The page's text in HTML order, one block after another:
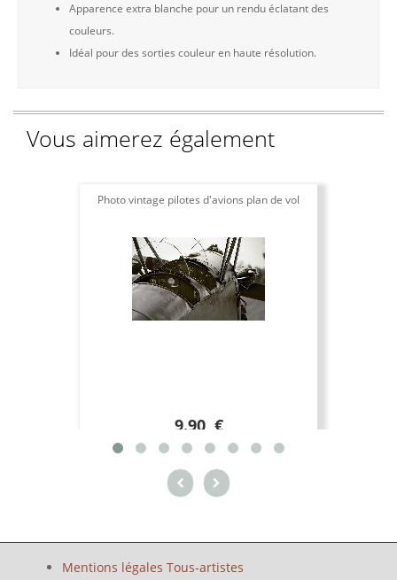
Apparence extra blanche pour un rendu éclatant des
couleurs.
Idéal pour des sorties couleur en haute résolution.
Vous aimerez également
Photo vintage pilotes d'avions plan de vol
9.90 €
Mentions légales Tous-artistes